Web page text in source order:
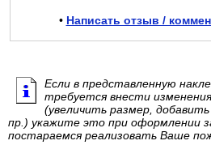
• Написать отзыв /
Если в представленную
требуется внести изменения
(увеличить размер,
пр.) укажите это при оформлении
постараемся реализовать Ваше